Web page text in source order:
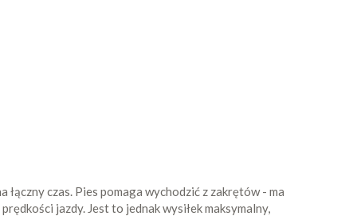
czas. Pies pomaga wychodzić z zakrętów - ma
jazdy. Jest to jednak wysiłek maksymalny,